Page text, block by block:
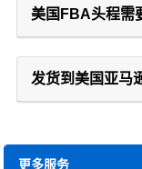
美国FBA头程需
发货到美国亚马
更多服务